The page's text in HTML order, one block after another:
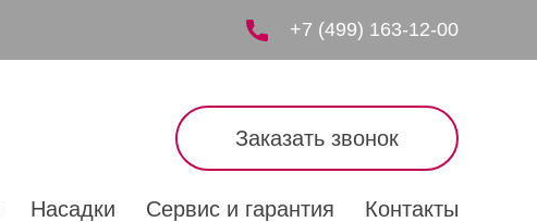
+7 (499) 163-12-00
Заказать звонок
Насадки Сервис и гарантия Контакты